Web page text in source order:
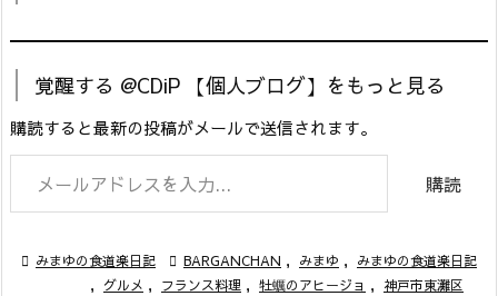
覚醒する @CDiP 【個人ブログ】をもっと見る
購読すると最新の投稿がメールで送信されます。
メールアドレスを入力...
購読
 みまゆの食道楽日記  BARGANCHAN , みまゆ ,
みまゆの食道楽日記
,
グルメ , フランス料理 , 牡蠣のアヒージョ , 神戸市東灘区